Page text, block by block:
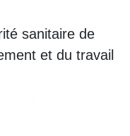
sanitaire de
et du travail